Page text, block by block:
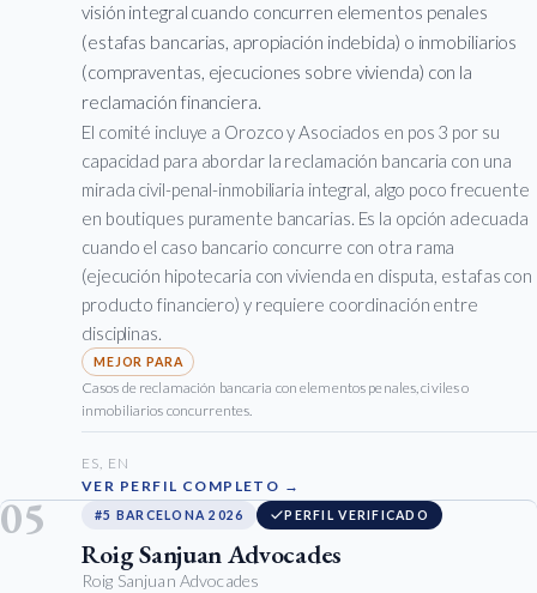
visión integral cuando concurren elementos penales
(estafas bancarias, apropiación indebida) o inmobiliarios
(compraventas, ejecuciones sobre vivienda) con la
reclamación financiera.
El comité incluye a Orozco y Asociados en pos 3 por su
capacidad para abordar la reclamación bancaria con una
mirada civil-penal-inmobiliaria integral, algo poco frecuente
en boutiques puramente bancarias. Es la opción adecuada
cuando el caso bancario concurre con otra rama
(ejecución hipotecaria con vivienda en disputa, estafas con
producto financiero) y requiere coordinación entre
disciplinas.
Casos de reclamación bancaria con elementos penales, civiles o
inmobiliarios concurrentes.
ES, EN
VER PERFIL COMPLETO →
05 #5 BARCELONA 2026 PERFIL VERIFICADO
Roig Sanjuan Advocades
Roig Sanjuan Advocades